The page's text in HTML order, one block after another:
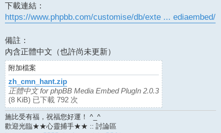
下載連結：
https://www.phpbb.com/customise/db/exte ... ediaembed/
備註：
內含正體中文（也許尚未更新）
附加檔案
zh_cmn_hant.zip
正體中文 for phpBB Media Embed PlugIn 2.0.3
(8 KiB) 已下載 792 次
施比受有福，祝福您好運！ ^_^
歡迎光臨★★心靈捕手★★ :: 討論區